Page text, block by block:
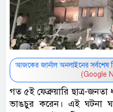
আজকের জার্নাল অনলাইনের
(Google
গত ৫ই ফেব্রুয়ারি ছাত্র-জনতা
ভাঙচুর করেন। এই ঘটনা